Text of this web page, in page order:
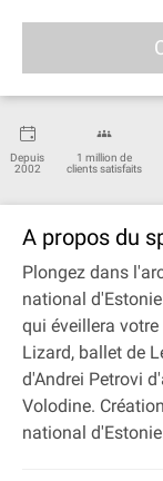
Depuis
2002
1 million de
clients satisfaits
A propos du
Plongez dans
national
qui éveillera
Lizard, ballet de
d'Andrei Petrovi
Volodine.
national